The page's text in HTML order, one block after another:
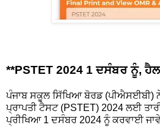
**PSTET 2024 1 ਦਸੰਬਰ ਨੂੰ,
ਪੰਜਾਬ ਸਕੂਲ ਸਿੱਖਿਆ ਬੋਰਡ
ਪ੍ਰਾਪਤੀ ਟੈਸਟ (PSTET) 2024 ਲਈ
ਪ੍ਰੀਖਿਆ 1 ਦਸੰਬਰ 2024 ਨੂੰ ਕਰਵਾਈ